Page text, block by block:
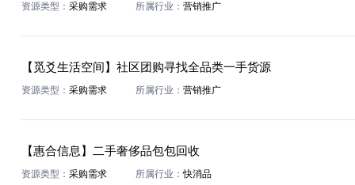
资源类型： 采购需求 所属行业： 营销推广
【觅爻生活空间】社区团购寻找全品类一手货源
资源类型： 采购需求 所属行业： 营销推广
【惠合信息】二手奢侈品包包回收
资源类型： 采购需求 所属行业：快消品